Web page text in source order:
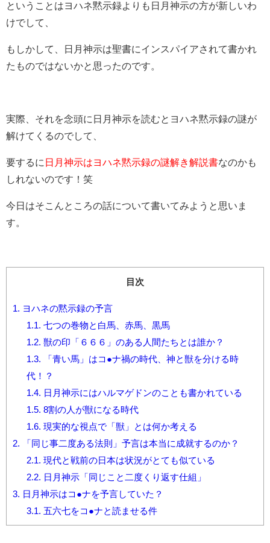
ということはヨハネ黙示録よりも日月神示の方が新しいわ
けでして、
もしかして、日月神示は聖書にインスパイアされて書かれ
たものではないかと思ったのです。
実際、それを念頭に日月神示を読むとヨハネ黙示録の謎が
解けてくるのでして、
要するに 日月神示はヨハネ黙示録の謎解き解説書なのかも
しれないのです！笑
今日はそこんところの話について書いてみようと思いま
す。
目次
1.
ヨハネの黙示録の予言
1.1.
七つの巻物と白馬、赤馬、黒馬
1.2. 獣の印「６６６」のある人間たちとは誰か？
1.3.
「青い馬」はコ●ナ禍の時代、神と獣を分ける時
代！？
1.4.
日月神示にはハルマゲドンのことも書かれている
1.5. 8割の人が獣になる時代
1.6. 現実的な視点で「獣」とは何か考える
2.
「同じ事二度ある法則」予言は本当に成就するのか？
2.1.
現代と戦前の日本は状況がとても似ている
2.2.
日月神示「同じこと二度くり返す仕組」
3.
日月神示はコ●ナを予言していた？
3.1.
五六七をコ●ナと読ませる件